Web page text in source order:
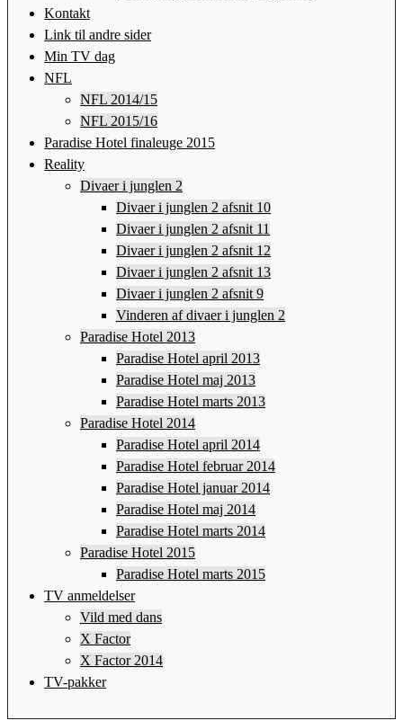
Kontakt
Link til andre sider
Min TV dag
NFL
NFL 2014/15
NFL 2015/16
Paradise Hotel finaleuge 2015
Reality
Divaer i junglen 2
Divaer i junglen 2 afsnit 10
Divaer i junglen 2 afsnit 11
Divaer i junglen 2 afsnit 12
Divaer i junglen 2 afsnit 13
Divaer i junglen 2 afsnit 9
Vinderen af divaer i junglen 2
Paradise Hotel 2013
Paradise Hotel april 2013
Paradise Hotel maj 2013
Paradise Hotel marts 2013
Paradise Hotel 2014
Paradise Hotel april 2014
Paradise Hotel februar 2014
Paradise Hotel januar 2014
Paradise Hotel maj 2014
Paradise Hotel marts 2014
Paradise Hotel 2015
Paradise Hotel marts 2015
TV anmeldelser
Vild med dans
X Factor
X Factor 2014
TV-pakker